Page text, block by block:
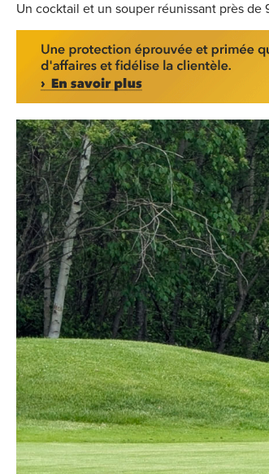
Un cocktail et un souper réunissant près